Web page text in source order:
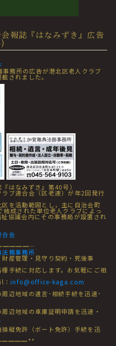
報誌『はなみずき』広告
務所の広告が港北区老人クラブ
載されました。
はなみずき』第40号）
ラブ連合会（区老連）が年2回発行
を活動範囲とし，主に自治会町
成された単位老人クラブによっ
協議会内にその事務局が設置され
合会
務事務所
産管理・見守り契約・死後事
手続に対応します。お気軽にご相
：info@office-kaga.com
辺地域の遺言･相続手続を迅速･
辺地域の車庫証明申請を迅速・
縦免許（ボート免許）手続を迅